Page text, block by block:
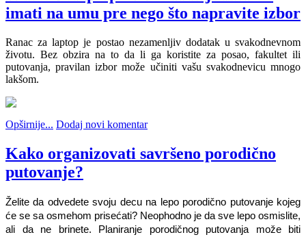
imati na umu pre nego što napravite izbor
Ranac za laptop je postao nezamenljiv dodatak u svakodnevnom
životu. Bez obzira na to da li ga koristite za posao, fakultet ili
putovanja, pravilan izbor može učiniti vašu svakodnevicu mnogo
lakšom.
Opširnije... Dodaj novi komentar
Kako organizovati savršeno porodično
putovanje?
Želite da odvedete svoju decu na lepo porodično putovanje kojeg
će se sa osmehom prisećati? Neophodno je da sve lepo osmislite,
ali da ne brinete. Planiranje porodičnog putovanja može biti